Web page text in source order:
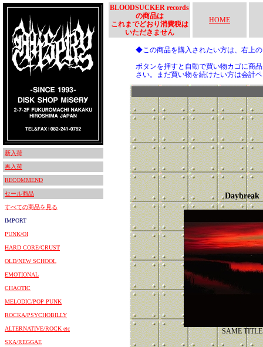
新入荷
再入荷
RECOMMEND
セール商品
すべての商品を見る
IMPORT
PUNK/OI
HARD CORE/CRUST
OLD/NEW SCHOOL
EMOTIONAL
CHAOTIC
MELODIC/POP PUNK
ROCKA/PSYCHOBILLY
ALTERNATIVE/ROCK etc
SKA/REGGAE
BLOODSUCKER records
の商品は
これまでどおり消費税は
いただきません
HOME
◆この商品を購入されたい方は、右上
ボタンを押すと自動で買い物カゴに商
さい。まだ買い物を続けたい方は会計
Daybreak
SAME TITLE